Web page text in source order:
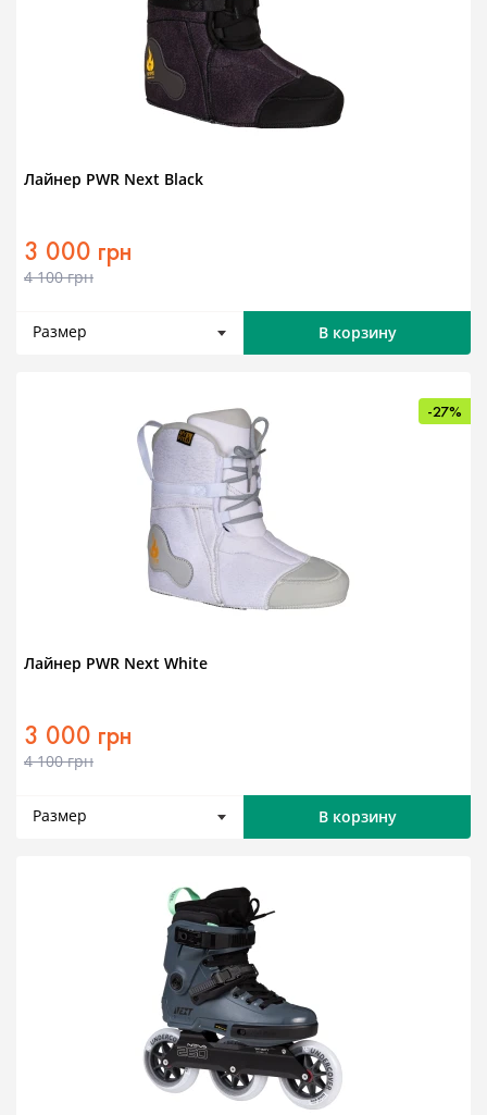
Лайнер PWR Next Black
3 000 грн
4 100 грн
Размер В корзину
-27%
Лайнер PWR Next White
3 000 грн
4 100 грн
Размер В корзину